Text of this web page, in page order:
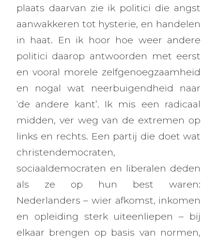
plaats daarvan zie ik politici die angst
aanwakkeren tot hysterie, en handelen
in haat. En ik hoor hoe weer andere
politici daarop antwoorden met eerst
en vooral morele zelfgenoegzaamheid
en nogal wat neerbuigendheid naar
‘de andere kant’. Ik mis een radicaal
midden, ver weg van de extremen op
links en rechts. Een partij die doet wat
christendemocraten,
sociaaldemocraten en liberalen deden
als ze op hun best waren:
Nederlanders – wier afkomst, inkomen
en opleiding sterk uiteenliepen – bij
elkaar brengen op basis van normen,